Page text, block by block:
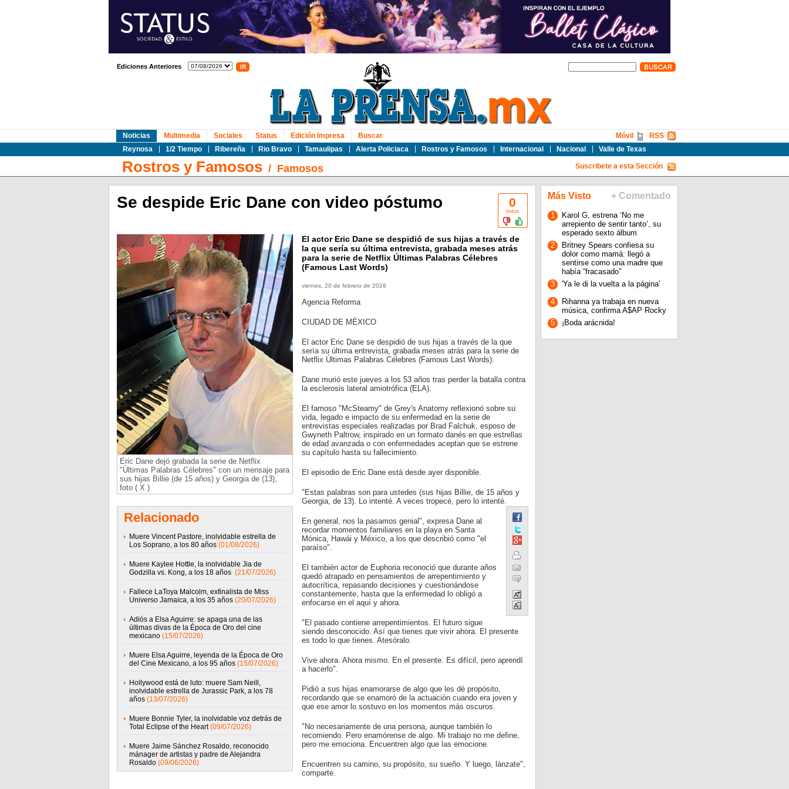
Ediciones Anteriores
Noticias
Reynosa
1/2 Tiempo Ribereña Rio Bravo Tamaulipas Alerta Policiaca Rostros y Famosos Internacional Nacional Valle de Texas
Multimedia Sociales Status Edición Impresa Buscar RSS
Móvil
Rostros y Famosos/ Famosos Suscribete a esta Sección
0
Votos
Se despide Eric Dane con video póstumo
Eric Dane dejó grabada la serie de Netflix
"Últimas Palabras Célebres" con un mensaje para
sus hijas Billie (de 15 años) y Georgia de (13),
foto ( X )
Relacionado
Muere Vincent Pastore, inolvidable estrella de
Los Soprano, a los 80 años (01/08/2026)
Muere Kaylee Hottle, la inolvidable Jia de
Godzilla vs. Kong, a los 18 años (21/07/2026)
Fallece LaToya Malcolm, exfinalista de Miss
Universo Jamaica, a los 35 años (20/07/2026)
Adiós a Elsa Aguirre: se apaga una de las
últimas divas de la Época de Oro del cine
mexicano (15/07/2026)
Muere Elsa Aguirre, leyenda de la Época de Oro
del Cine Mexicano, a los 95 años (15/07/2026)
Hollywood está de luto: muere Sam Neill,
inolvidable estrella de Jurassic Park, a los 78
años (13/07/2026)
Muere Bonnie Tyler, la inolvidable voz detrás de
Total Eclipse of the Heart (09/07/2026)
Muere Jaime Sánchez Rosaldo, reconocido
mánager de artistas y padre de Alejandra
Rosaldo (09/06/2026)
El actor Eric Dane se despidió de sus hijas a través de
la que sería su última entrevista, grabada meses atrás
para la serie de Netflix Últimas Palabras Célebres
(Famous Last Words)
viernes, 20 de febrero de 2026
Agencia Reforma
CIUDAD DE MÉXICO
El actor Eric Dane se despidió de sus hijas a través de la que
sería su última entrevista, grabada meses atrás para la serie de
Netflix Últimas Palabras Célebres (Famous Last Words).
Dane murió este jueves a los 53 años tras perder la batalla contra
la esclerosis lateral amiotrófica (ELA).
El famoso "McSteamy" de Grey's Anatomy reflexionó sobre su
vida, legado e impacto de su enfermedad en la serie de
entrevistas especiales realizadas por Brad Falchuk, esposo de
Gwyneth Paltrow, inspirado en un formato danés en que estrellas
de edad avanzada o con enfermedades aceptan que se estrene
su capítulo hasta su fallecimiento.
El episodio de Eric Dane está desde ayer disponible.
"Estas palabras son para ustedes (sus hijas Billie, de 15 años y
Georgia, de 13). Lo intenté. A veces tropecé, pero lo intenté.
En general, nos la pasamos genial", expresa Dane al
recordar momentos familiares en la playa en Santa
Mónica, Hawái y México, a los que describió como "el
paraíso".
El también actor de Euphoria reconoció que durante años
quedó atrapado en pensamientos de arrepentimiento y
autocrítica, repasando decisiones y cuestionándose
constantemente, hasta que la enfermedad lo obligó a
enfocarse en el aquí y ahora.
"El pasado contiene arrepentimientos. El futuro sigue
siendo desconocido. Así que tienes que vivir ahora. El presente
es todo lo que tienes. Atesóralo.
Vive ahora. Ahora mismo. En el presente. Es difícil, pero aprendí
a hacerlo".
Pidió a sus hijas enamorarse de algo que les dé propósito,
recordando que se enamoró de la actuación cuando era joven y
que ese amor lo sostuvo en los momentos más oscuros.
"No necesariamente de una persona, aunque también lo
recomiendo. Pero enamórense de algo. Mi trabajo no me define,
pero me emociona. Encuentren algo que las emocione.
Encuentren su camino, su propósito, su sueño. Y luego, lánzate",
comparte.
Más Visto + Comentado
1
Karol G, estrena ‘No me
arrepiento de sentir tanto’, su
esperado sexto álbum
2
Britney Spears confiesa su
dolor como mamá: llegó a
sentirse como una madre que
había “fracasado”
3
'Ya le di la vuelta a la página'
4
Rihanna ya trabaja en nueva
música, confirma A$AP Rocky
5
¡Boda arácnida!